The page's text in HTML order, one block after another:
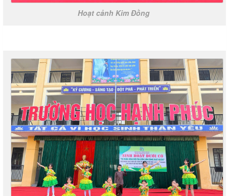
Hoạt cảnh Kim Đồng